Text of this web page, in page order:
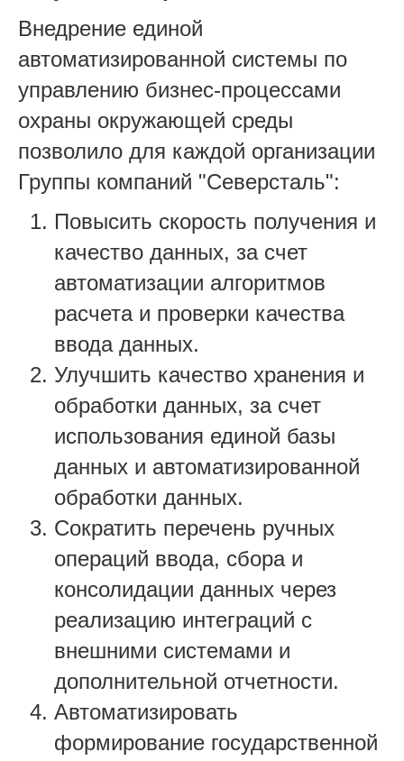
Внедрение единой
автоматизированной системы по
управлению бизнес-процессами
охраны окружающей среды
позволило для каждой организации
Группы компаний "Северсталь":
Повысить скорость получения и
качество данных, за счет
автоматизации алгоритмов
расчета и проверки качества
ввода данных.
Улучшить качество хранения и
обработки данных, за счет
использования единой базы
данных и автоматизированной
обработки данных.
Сократить перечень ручных
операций ввода, сбора и
консолидации данных через
реализацию интеграций с
внешними системами и
дополнительной отчетности.
Автоматизировать
формирование государственной